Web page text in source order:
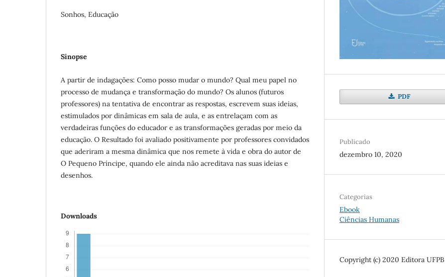
Sonhos, Educação
Sinopse
A partir de indagações: Como posso mudar o mundo? Qual meu papel no
processo de mudança e transformação do mundo? Os alunos (futuros
professores) na tentativa de encontrar as respostas, escrevem suas ideias,
estimulados por dinâmicas em sala de aula, e as entrelaçam com as
verdadeiras funções do educador e as transformações geradas por meio da
educação. O Resultado foi avaliado positivamente por professores convidados
que aderiram a mesma dinâmica que nos remete à vida e obra do autor de
O Pequeno Príncipe, quando ele ainda não acreditava nas suas ideias e
desenhos.
Downloads
PDF
Publicado
dezembro 10, 2020
Categorias
Ebook
Ciências Humanas
Copyright (c) 2020 Editora UFPB